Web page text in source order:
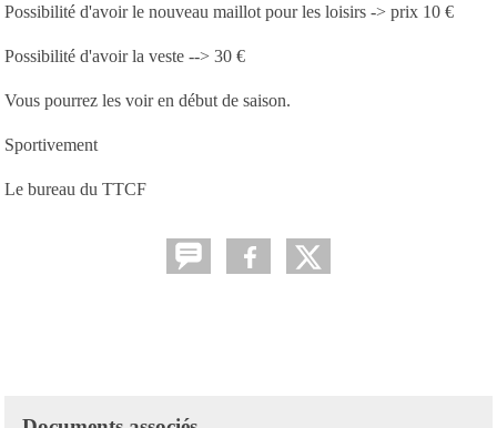
Possibilité d'avoir le nouveau maillot pour les loisirs -> prix 10 €
Possibilité d'avoir la veste --> 30 €
Vous pourrez les voir en début de saison.
Sportivement
Le bureau du TTCF